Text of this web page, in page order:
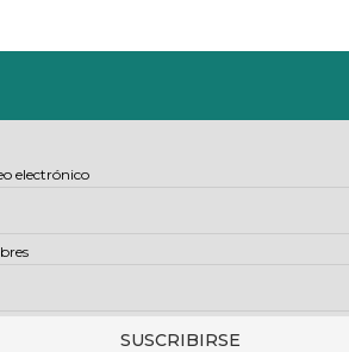
electrónico